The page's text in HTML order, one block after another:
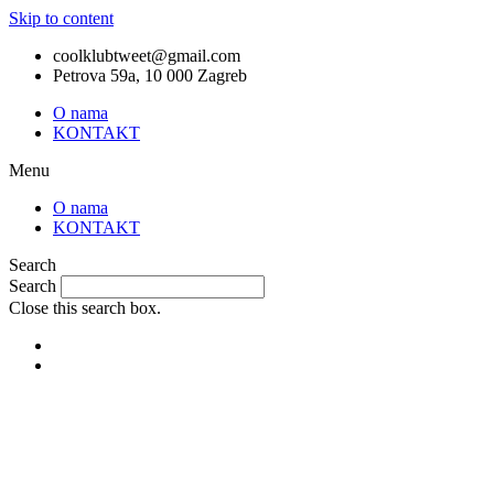
Skip to content
coolklubtweet@gmail.com
Petrova 59a, 10 000 Zagreb
O nama
KONTAKT
Menu
O nama
KONTAKT
Search
Search
Close this search box.